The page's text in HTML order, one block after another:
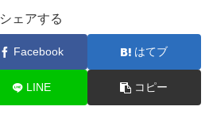
シェアする
Facebook はてブ
LINE コピー